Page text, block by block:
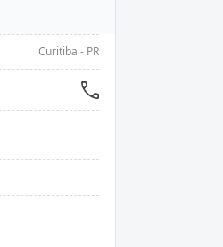
Curitiba - PR